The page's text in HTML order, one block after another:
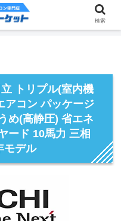
立 トリプル(室内機
アコン パッケージ
め(高静圧) 省エネ
ード 10馬力 三相
モデル
検索